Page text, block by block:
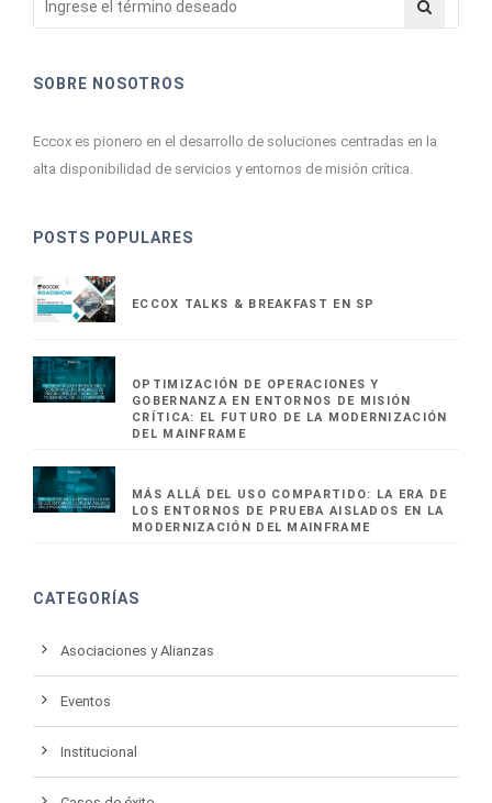
SOBRE NOSOTROS
Eccox es pionero en el desarrollo de soluciones centradas en la
alta disponibilidad de servicios y entornos de misión crítica.
POSTS POPULARES
ECCOX TALKS & BREAKFAST EN SP
OPTIMIZACIÓN DE OPERACIONES Y
GOBERNANZA EN ENTORNOS DE MISIÓN
CRÍTICA: EL FUTURO DE LA MODERNIZACIÓN
DEL MAINFRAME
MÁS ALLÁ DEL USO COMPARTIDO: LA ERA DE
LOS ENTORNOS DE PRUEBA AISLADOS EN LA
MODERNIZACIÓN DEL MAINFRAME
CATEGORÍAS
Asociaciones y Alianzas
Eventos
Institucional